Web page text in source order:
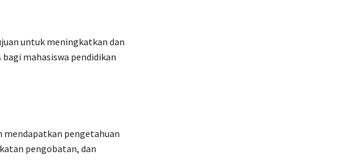
untuk meningkatkan dan
mahasiswa pendidikan
mendapatkan pengetahuan
pengobatan, dan